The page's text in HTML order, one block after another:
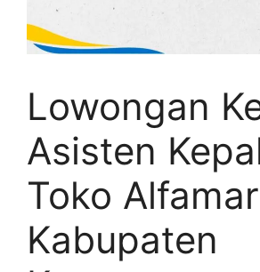
Lowongan
Asisten
Toko
Kabupaten